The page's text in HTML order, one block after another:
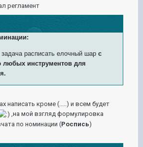
регламент
задача расписать елочный шар с
инструментов для
написать кроме (.....) и всем будет
,на мой взгляд формулировка
по номинации (Роспись)